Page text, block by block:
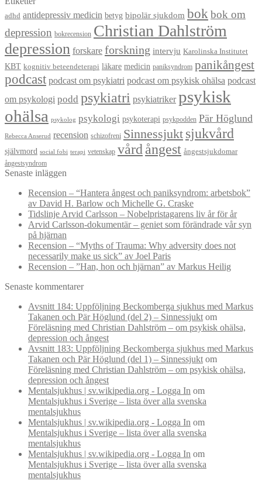
adhd antidepressiv medicin betyg bipolär sjukdom bokbok om
depression
bokrecension Christian Dahlström
depression forskare forskning intervju Karolinska Institutet
KBT kognitiv beteendeterapi läkare medicin paniksyndrom panikångest
podcast podcast om psykiatri podcast om psykisk ohälsa podcast
om psykologi podd psykiatri psykiatriker psykisk
ohälsa psykolog psykologi psykoterapi psykpodden Pär Höglund
Rebecca Anserud recension schizofreni Sinnessjukt sjukvård
självmord social fobi terapi vetenskap vård ångest ångestsjukdomar
ångestsyndrom
Senaste inläggen
Recension – “Hantera ångest och paniksyndrom: arbetsbok”
av David H. Barlow och Michelle G. Craske
Tidslinje Arvid Carlsson – Nobelpristagarens liv år för år
Arvid Carlsson-dokumentär – geniet som förändrade vår syn
på hjärnan
Recension – “Myths of Trauma: Why adversity does not
necessarily make us sick” av Joel Paris
Recension – ”Han, hon och hjärnan” av Markus Heilig
Senaste kommentarer
Avsnitt 184: Uppföljning Beckomberga sjukhus med Markus
Takanen och Pär Höglund (del 2) – Sinnessjukt om
Föreläsning med Christian Dahlström – om psykisk ohälsa,
depression och ångest
Avsnitt 183: Uppföljning Beckomberga sjukhus med Markus
Takanen och Pär Höglund (del 1) – Sinnessjukt om
Föreläsning med Christian Dahlström – om psykisk ohälsa,
depression och ångest
Mentalsjukhus | sv.wikipedia.org - Logga In om
Mentalsjukhus i Sverige – lista över alla svenska
mentalsjukhus
Mentalsjukhus | sv.wikipedia.org - Logga In om
Mentalsjukhus i Sverige – lista över alla svenska
mentalsjukhus
Mentalsjukhus | sv.wikipedia.org - Logga In om
Mentalsjukhus i Sverige – lista över alla svenska
mentalsjukhus